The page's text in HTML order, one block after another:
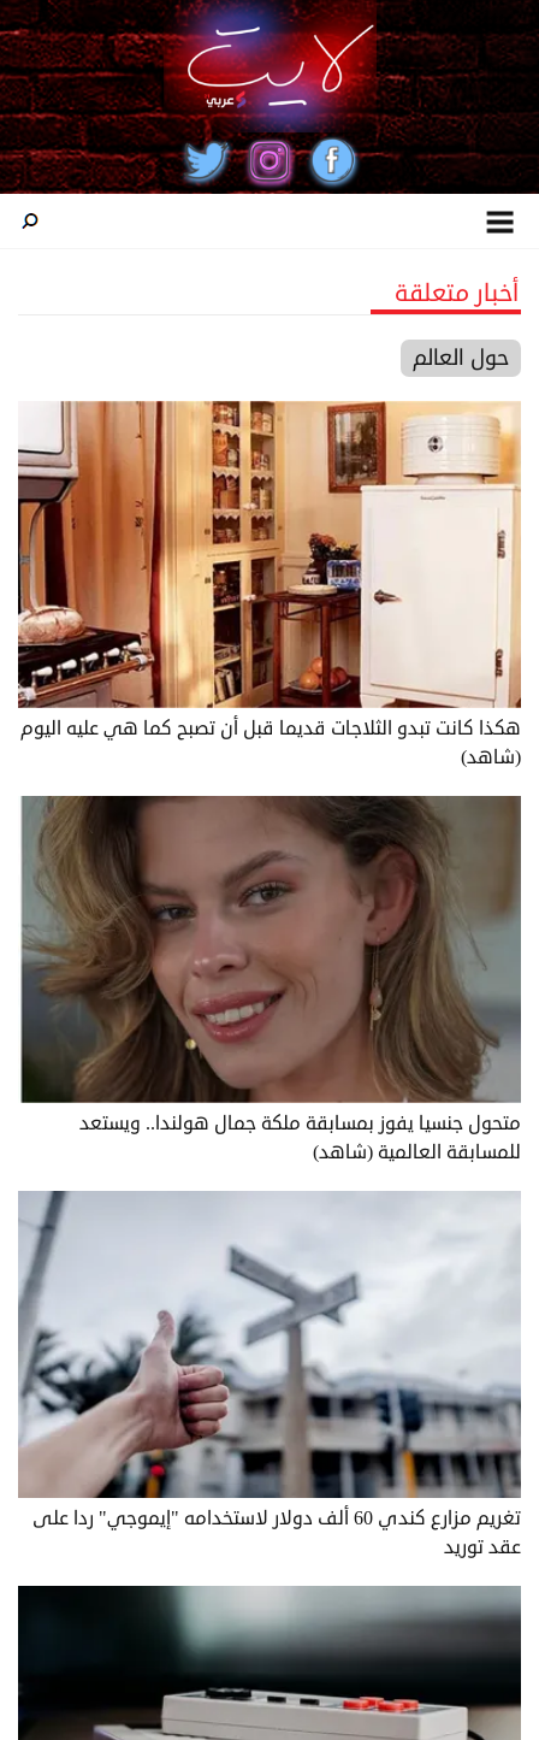
أخبار متعلقة
حول العالم
هكذا كانت تبدو الثلاجات قديما قبل أن تصبح كما هي عليه اليوم
(شاهد)
متحول جنسيا يفوز بمسابقة ملكة جمال هولندا.. ويستعد
للمسابقة العالمية (شاهد)
تغريم مزارع كندي 60 ألف دولار لاستخدامه "إيموجي" ردا على
عقد توريد